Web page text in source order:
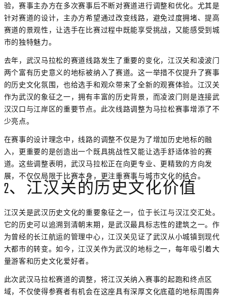
验，赛事主办方在多次赛事后不断对赛道进行调整和优化。尤其是
针对赛道的设计，主办方希望通过改变线路，避免过度拥堵、提高
赛道的景观性，让选手在比赛过程中既能享受挑战，又能感受到城
市的独特魅力。
去年，武汉马拉松的赛道线路发生了重要的变化，江汉关和凌波门
两个富有历史意义的地标被纳入了赛道。这一举措不仅提升了赛事
的历史文化氛围，也给选手和观众带来了全新的观赛体验。江汉关
作为武汉的象征之一，拥有丰富的历史背景，而凌波门则是连接武
汉汉口与江岸区的重要节点。此次线路调整为马拉松赛事增添了不
少亮点。
在赛事的设计理念中，线路的调整不仅是为了增加历史地标的融
入，更重要的是创造出一个既具挑战性又能让选手舒适体验的赛
道。这些调整表明，武汉马拉松正在向更专业、更精致的方向发
展，不仅仅局限于比赛本身，更注重赛事与城市文化的结合。
2、江汉关的历史文化价值
江汉关是武汉历史文化的重要象征之一，位于长江与汉江交汇处。
它的历史可以追溯到清朝末期，是武汉最具标志性的建筑之一。作
为曾经的长江航运的管理中心，江汉关见证了武汉从小城镇到现代
大都市的转变。如今，江汉关作为武汉的地标之一，每年吸引着大
量游客和历史文化爱好者。
此次武汉马拉松赛道的调整，将江汉关纳入赛事的起跑和终点区
域，不仅使得参赛者有机会在这座具有深厚文化底蕴的地标周围奔